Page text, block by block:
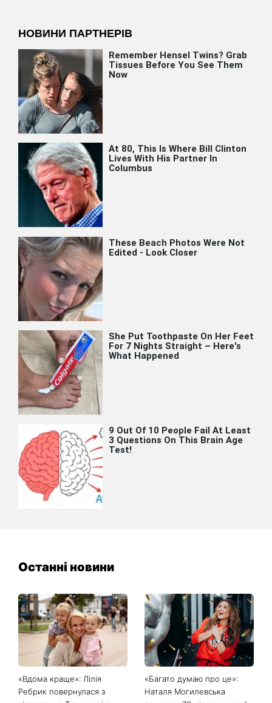
Останні новини
«Вдома краще»: Лілія
Ребрик повернулася з
«Багато думаю про це»:
Наталя Могилевська